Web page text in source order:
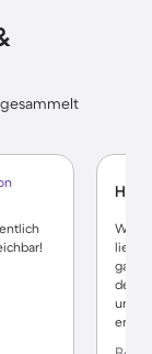
gar
den
und